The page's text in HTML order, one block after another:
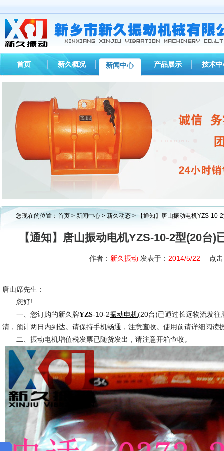
首页 新久概况 新闻中心 产品展示 技术
您现在的位置： 首页 > 新闻中心 > 新久动态 > 【通知】唐山振动电机YZS-10-
【通知】唐山振动电机YZS-10-2型(20台)
作者： 新久振动 发表于： 2014/5/22 点击
唐山席先生：
您好!
一、您订购的新久牌YZS-10-2振动电机(20台)已通过长远物流发
清，预计两日内到达。请保持手机畅通，注意查收。使用前请详细阅读
二、振动电机增值税发票已随货发出，请注意开箱查收。